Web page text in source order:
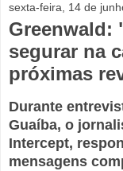
sexta-feira, 14 de
Greenwald:
segurar na
próximas
Durante
Guaíba, o
Intercept,
mensagens